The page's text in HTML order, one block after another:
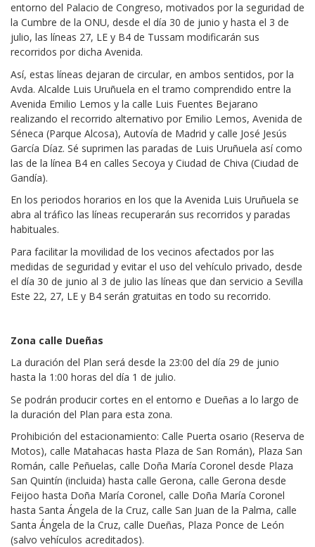
entorno del Palacio de Congreso, motivados por la seguridad de
la Cumbre de la ONU, desde el día 30 de junio y hasta el 3 de
julio, las líneas 27, LE y B4 de Tussam modificarán sus
recorridos por dicha Avenida.
Así, estas líneas dejaran de circular, en ambos sentidos, por la
Avda. Alcalde Luis Uruñuela en el tramo comprendido entre la
Avenida Emilio Lemos y la calle Luis Fuentes Bejarano
realizando el recorrido alternativo por Emilio Lemos, Avenida de
Séneca (Parque Alcosa), Autovía de Madrid y calle José Jesús
García Díaz. Sé suprimen las paradas de Luis Uruñuela así como
las de la línea B4 en calles Secoya y Ciudad de Chiva (Ciudad de
Gandía).
En los periodos horarios en los que la Avenida Luis Uruñuela se
abra al tráfico las líneas recuperarán sus recorridos y paradas
habituales.
Para facilitar la movilidad de los vecinos afectados por las
medidas de seguridad y evitar el uso del vehículo privado, desde
el día 30 de junio al 3 de julio las líneas que dan servicio a Sevilla
Este 22, 27, LE y B4 serán gratuitas en todo su recorrido.
Zona calle Dueñas
La duración del Plan será desde la 23:00 del día 29 de junio
hasta la 1:00 horas del día 1 de julio.
Se podrán producir cortes en el entorno e Dueñas a lo largo de
la duración del Plan para esta zona.
Prohibición del estacionamiento: Calle Puerta osario (Reserva de
Motos), calle Matahacas hasta Plaza de San Román), Plaza San
Román, calle Peñuelas, calle Doña María Coronel desde Plaza
San Quintín (incluida) hasta calle Gerona, calle Gerona desde
Feijoo hasta Doña María Coronel, calle Doña María Coronel
hasta Santa Ángela de la Cruz, calle San Juan de la Palma, calle
Santa Ángela de la Cruz, calle Dueñas, Plaza Ponce de León
(salvo vehículos acreditados).